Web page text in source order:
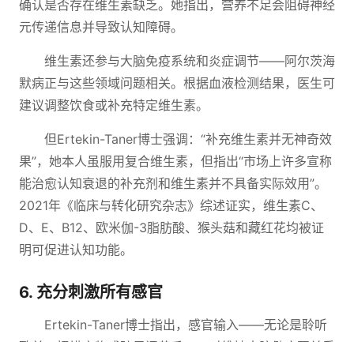
确认是否存在维生素缺乏。她指出，营养不足会阻碍神经
元传递信息并导致认知障碍。
维生素还参与大脑免疫系统和炎症调节——阿尔茨海
默病正与这些领域问题相关。根据血液检测结果，医生可
建议调整饮食或补充特定维生素。
但Ertekin-Taner博士强调：“补充维生素并无神奇效
果”，她本人虽服用复合维生素，但指出“市场上许多宣称
能治愈认知衰退的补充剂和维生素并不具备实际效用”。
2021年《临床与转化研究杂志》综述证实，维生素C、
D、E、B12、欧米伽-3脂肪酸、猴头菇和藏红花均被证
明可促进认知功能。
6. 充分刺激所有感官
Ertekin-Taner博士指出，感官输入——无论是聆听